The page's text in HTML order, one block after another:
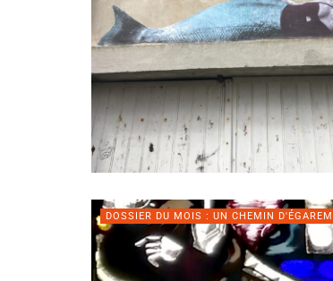
DOSSIER DU MOIS : UN CHEMIN